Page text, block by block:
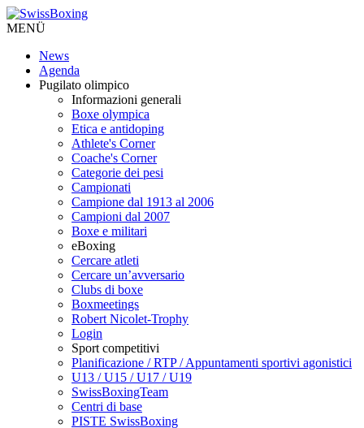
MENÜ
News
Agenda
Pugilato olimpico
Informazioni generali
Boxe olympica
Etica e antidoping
Athlete's Corner
Coache's Corner
Categorie dei pesi
Campionati
Campione dal 1913 al 2006
Campioni dal 2007
Boxe e militari
eBoxing
Cercare atleti
Cercare un’avversario
Clubs di boxe
Boxmeetings
Robert Nicolet-Trophy
Login
Sport competitivi
Planificazione / RTP / Appuntamenti sportivi agonistici
U13 / U15 / U17 / U19
SwissBoxingTeam
Centri di base
PISTE SwissBoxing